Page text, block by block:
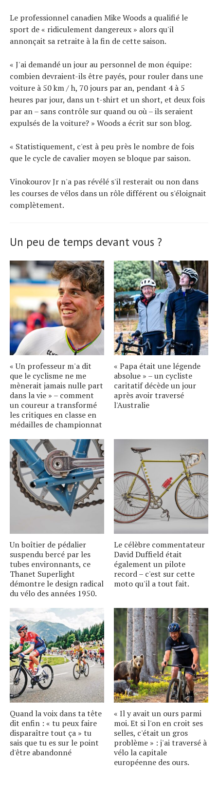
Le professionnel canadien Mike Woods a qualifié le
sport de « ridiculement dangereux » alors qu'il
annonçait sa retraite à la fin de cette saison.
« J'ai demandé un jour au personnel de mon équipe:
combien devraient-ils être payés, pour rouler dans une
voiture à 50 km / h, 70 jours par an, pendant 4 à 5
heures par jour, dans un t-shirt et un short, et deux fois
par an – sans contrôle sur quand ou où – ils seraient
expulsés de la voiture? » Woods a écrit sur son blog.
« Statistiquement, c'est à peu près le nombre de fois
que le cycle de cavalier moyen se bloque par saison.
Vinokourov Jr n'a pas révélé s'il resterait ou non dans
les courses de vélos dans un rôle différent ou s'éloignait
complètement.
Un peu de temps devant vous ?
« Un professeur m'a dit
que le cyclisme ne me
mènerait jamais nulle part
dans la vie » – comment
un coureur a transformé
les critiques en classe en
médailles de championnat
« Papa était une légende
absolue » – un cycliste
caritatif décède un jour
après avoir traversé
l'Australie
Un boîtier de pédalier
suspendu bercé par les
tubes environnants, ce
Thanet Superlight
démontre le design radical
du vélo des années 1950.
Le célèbre commentateur
David Duffield était
également un pilote
record – c'est sur cette
moto qu'il a tout fait.
Quand la voix dans ta tête
dit enfin : « tu peux faire
disparaître tout ça » tu
sais que tu es sur le point
d'être abandonné
« Il y avait un ours parmi
moi. Et si l'on en croit ses
selles, c'était un gros
problème » : j'ai traversé à
vélo la capitale
européenne des ours.